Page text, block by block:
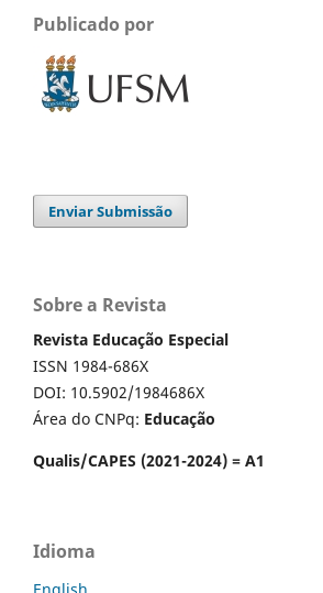
Publicado por
Enviar Submissão
Sobre a Revista
Revista Educação Especial
ISSN 1984-686X
DOI: 10.5902/1984686X
Área do CNPq: Educação
Qualis/CAPES (2021-2024) = A1
Idioma